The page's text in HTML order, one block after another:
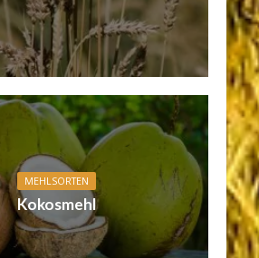
MEHLSORTEN
Kokosmehl